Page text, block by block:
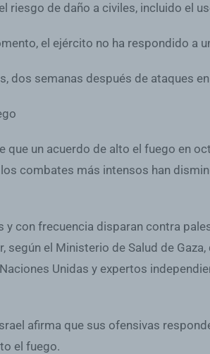
de daño a civiles, incluido el
el ejército no ha respondido a
dos semanas después de ataques
un acuerdo de alto el fuego en
combates más intensos han
con frecuencia disparan contra
el Ministerio de Salud de
Unidas y expertos
afirma que sus ofensivas
el fuego.